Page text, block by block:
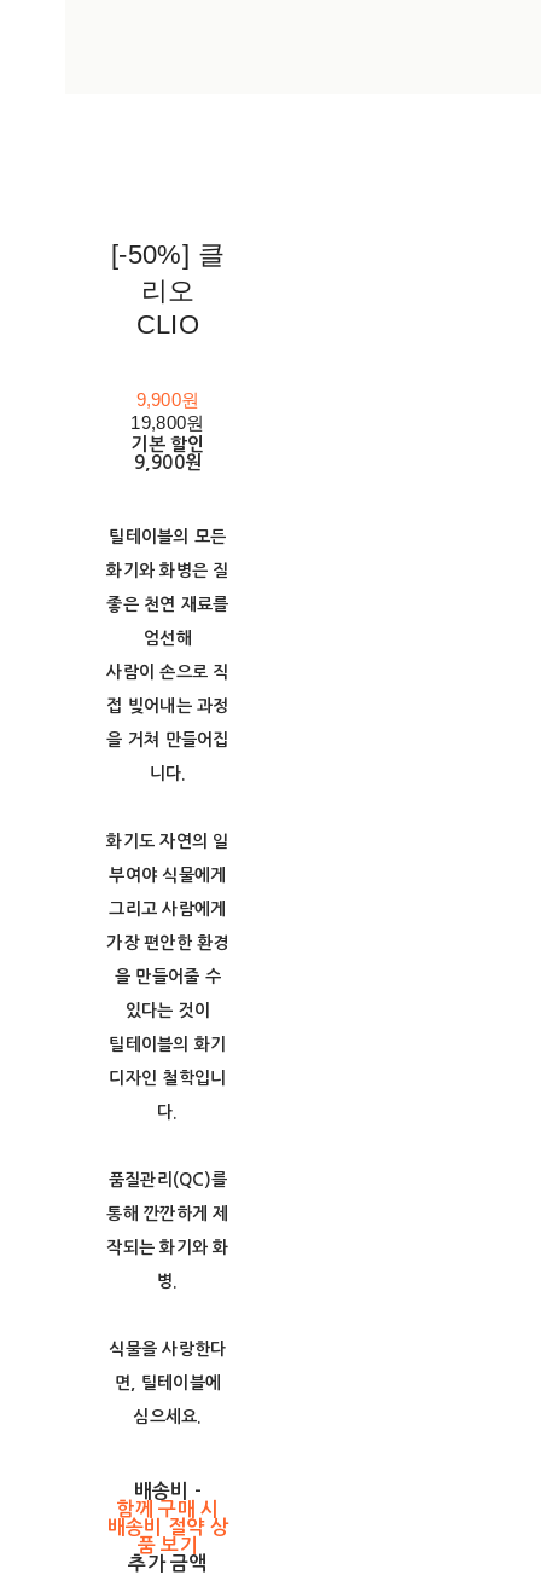
[-50%] 클
리오
CLIO
9,900원
19,800원
기본 할인
9,900원
틸테이블의 모든
화기와 화병은 질
좋은 천연 재료를
엄선해
사람이 손으로 직
접 빚어내는 과정
을 거쳐 만들어집
니다.
화기도 자연의 일
부여야 식물에게
그리고 사람에게
가장 편안한 환경
을 만들어줄 수
있다는 것이
틸테이블의 화기
디자인 철학입니
다.
품질관리(QC)를
통해 깐깐하게 제
작되는 화기와 화
병.
식물을 사랑한다
면, 틸테이블에
심으세요.
배송비 -
함께 구매 시
배송비 절약 상
품 보기
추가 금액